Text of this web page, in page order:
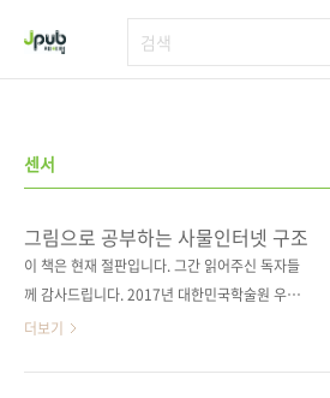
센서
그림으로 공부하는 사물인터넷 구조
이 책은 현재 절판입니다. 그간 읽어주신 독자들
께 감사드립니다. 2017년 대한민국학술원 우수
학술도서 선정 도서! 하드웨어와 소프트웨어 엔
더보기